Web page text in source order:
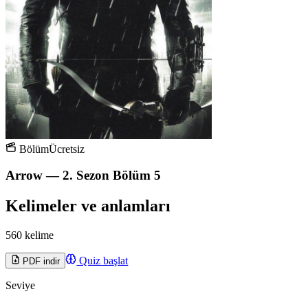
BölümÜcretsiz
Arrow — 2. Sezon Bölüm 5
Kelimeler ve anlamları
560 kelime
PDF indir Quiz başlat
Seviye